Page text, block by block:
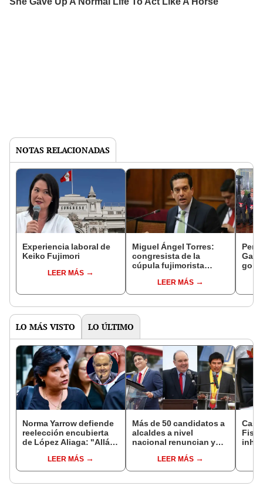
NOTAS RELACIONADAS
Experiencia laboral de
Keiko Fujimori
LEER MÁS
Miguel Ángel Torres:
congresista de la
cúpula fujimorista
del SenadoLEER MÁS
LO MÁS VISTO LO ÚLTIMO
Norma Yarrow defiende
reelección encubierta
de López Aliaga: "Allá el
sacar la vuelta"
LEER MÁS
Más de 50 candidatos a
alcaldes a nivel
nacional renuncian y
encubiertaLEER MÁS